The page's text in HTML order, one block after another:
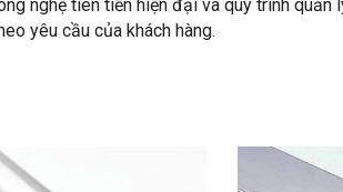
nghệ tiên tiến hiện đại và quy trình quản
yêu cầu của khách hàng.